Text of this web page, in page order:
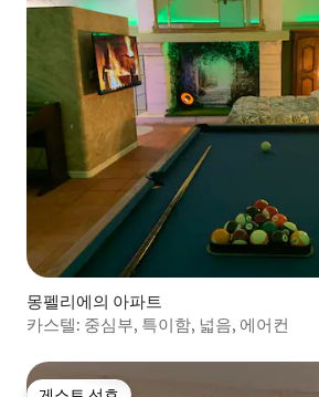
몽펠리에의 아파트
카스텔: 중심부, 특이함, 넓음, 에어컨